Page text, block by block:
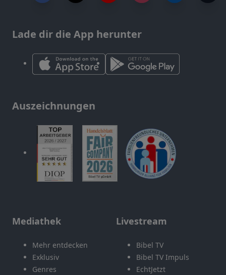
Lade dir die App herunter
Auszeichnungen
Mediathek
Mehr entdecken
Exklusiv
Genres
Livestream
Bibel TV
Bibel TV Impuls
EchtJetzt